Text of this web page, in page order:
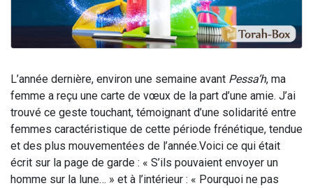
L’année dernière, environ une semaine avant Pessa’h, ma
femme a reçu une carte de vœux de la part d’une amie. J’ai
trouvé ce geste touchant, témoignant d’une solidarité entre
femmes caractéristique de cette période frénétique, tendue
et des plus mouvementées de l’année.Voici ce qui était
écrit sur la page de garde : « S’ils pouvaient envoyer un
homme sur la lune… » et à l’intérieur : « Pourquoi ne pas